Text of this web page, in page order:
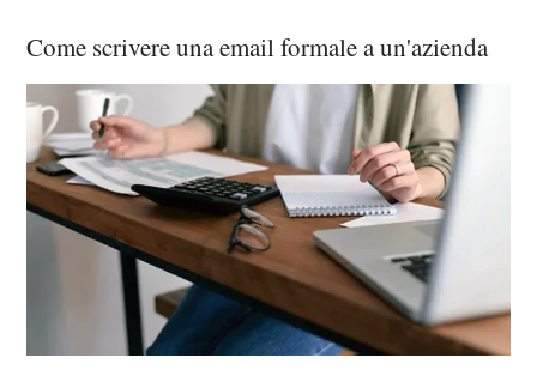
Come scrivere una email formale a un'azienda